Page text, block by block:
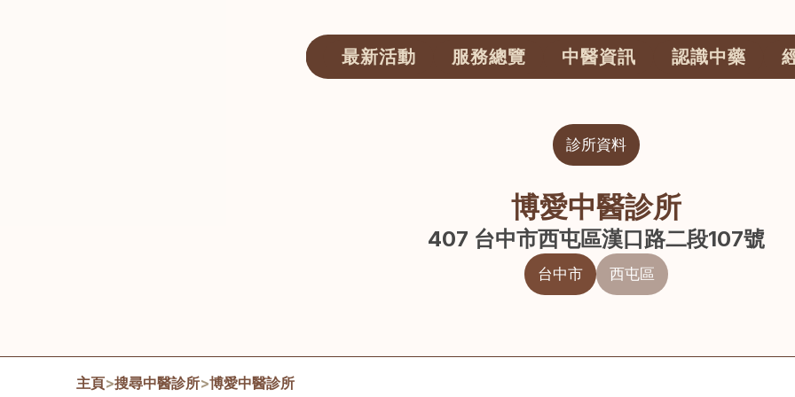
最新活動 服務總覽 中醫資訊 認識中藥
診所資料
博愛中醫診所
407 台中市西屯區漢口路二段107號
台中市 西屯區
主頁>搜尋中醫診所>博愛中醫診所